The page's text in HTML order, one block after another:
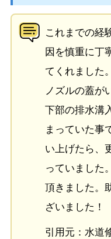
これまでの経
因を慎重に丁
てくれました
ノズルの蓋が
下部の排水溝
まっていた事
い上げたら、
っていました
頂きました。
ざいました！
引用元：水道